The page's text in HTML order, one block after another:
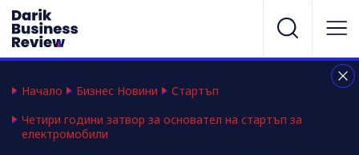
Начало Бизнес Новини
Стартъп
Четири години затвор за основател на стартъп за
електромобили